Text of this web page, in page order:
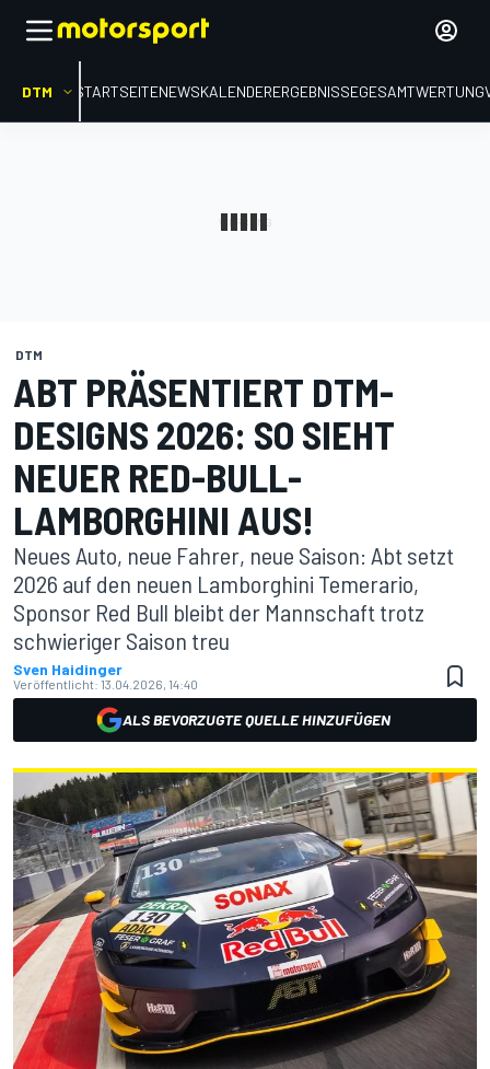
DTM STARTSEITENEWSKALENDERERGEBNISSEGESAMTWERTUNG
DTM
ABT PRÄSENTIERT DTM-
DESIGNS 2026: SO SIEHT
NEUER RED-BULL-
LAMBORGHINI AUS!
Neues Auto, neue Fahrer, neue Saison: Abt setzt
2026 auf den neuen Lamborghini Temerario,
Sponsor Red Bull bleibt der Mannschaft trotz
schwieriger Saison treu
Sven Haidinger
Veröffentlicht: 13.04.2026, 14:40
ALS BEVORZUGTE QUELLE HINZUFÜGEN